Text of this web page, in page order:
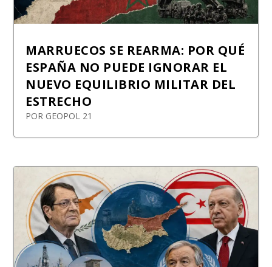
MARRUECOS SE REARMA: POR QUÉ
ESPAÑA NO PUEDE IGNORAR EL
NUEVO EQUILIBRIO MILITAR DEL
ESTRECHO
POR GEOPOL 21